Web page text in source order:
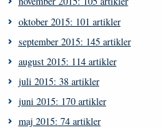
oktober 2015: 101 artikler
september 2015: 145 artikler
august 2015: 114 artikler
juli 2015: 38 artikler
juni 2015: 170 artikler
maj 2015: 74 artikler